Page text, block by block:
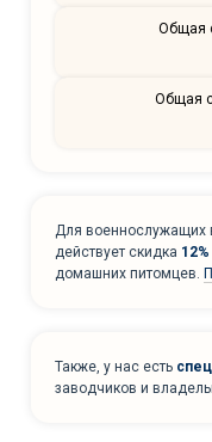
Общая
Общая
Для военнослужащих
действует скидка 12%
домашних питомцев.
Также, у нас есть
заводчиков и